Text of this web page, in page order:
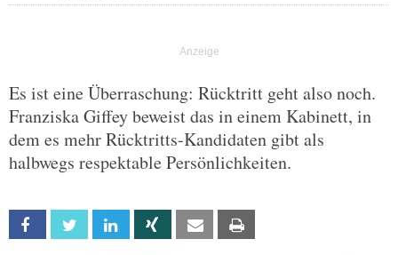
Es ist eine Überraschung: Rücktritt geht also noch.
Franziska Giffey beweist das in einem Kabinett, in
dem es mehr Rücktritts-Kandidaten gibt als
halbwegs respektable Persönlichkeiten.
Facebook Twitter Linkedin Xing Email